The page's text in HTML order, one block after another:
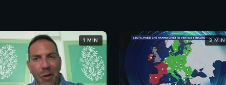
1 MIN 3 MIN